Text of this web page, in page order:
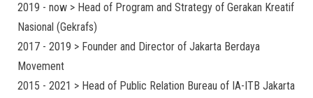
2019 - now > Head of Program and Strategy of Gerakan Kreatif
Nasional (Gekrafs)
2017 - 2019 > Founder and Director of Jakarta Berdaya
Movement
2015 - 2021 > Head of Public Relation Bureau of IA-ITB Jakarta